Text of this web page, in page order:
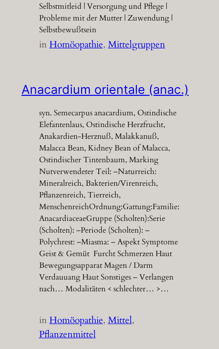
Selbstmitleid | Versorgung und Pflege |
Probleme mit der Mutter | Zuwendung |
Selbstbewußtsein
inHomöopathie, Mittelgruppen
Anacardium orientale (anac.)
syn. Semecarpus anacardium, Ostindische
Elefantenlaus, Ostindische Herzfrucht,
Anakardien-Herznuß, Malakkanuß,
Malacca Bean, Kidney Bean of Malacca,
Ostindischer Tintenbaum, Marking
Nutverwendeter Teil: –Naturreich:
Mineralreich, Bakterien/Virenreich,
Pflanzenreich, Tierreich,
MenschenreichOrdnung:Gattung:Familie:
AnacardiaceaeGruppe (Scholten):Serie
(Scholten): –Periode (Scholten): –
Polychrest: –Miasma: – Aspekt Symptome
Geist & Gemüt Furcht Schmerzen Haut
Bewegungsapparat Magen / Darm
Verdauuang Haut Sonstiges – Verlangen
nach… Modalitäten < schlechter… >…
inHomöopathie, Mittel
Pflanzenmittel